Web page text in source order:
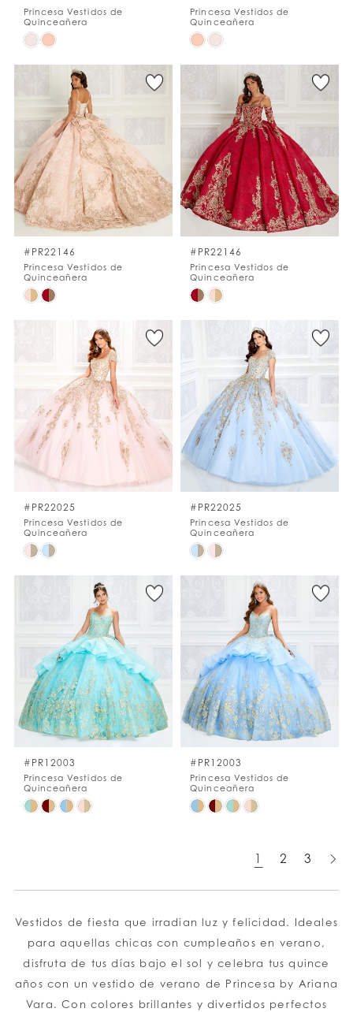
Princesa Vestidos de
Quinceañera
Skip
#8fd1cd11db
to
end
Princesa Vestidos de
Quinceañera
Skip
#a8430973a6
end
#PR22146
Princesa Vestidos de
Quinceañera
Skip
#22ee3c49b2
#PR22146
Princesa Vestidos de
Quinceañera
Skip
#d0ffacc8c8
#PR22025
Princesa Vestidos de
Quinceañera
Skip
#8ef9dd5599
#PR22025
Princesa Vestidos de
Quinceañera
Skip
#64335687e8
end
#PR12003
Princesa Vestidos de
Quinceañera
Skip
to
#PR12003
Princesa Vestidos de
Quinceañera
Skip
#31423a57f8
to
1 2 3
Vestidos de fiesta que irradian luz y felicidad. Ideales
para aquellas chicas con cumpleaños en verano,
disfruta de tus días bajo el sol y celebra tus quince
años con un vestido de verano de Princesa by Ariana
Vara. Con colores brillantes y divertidos perfectos